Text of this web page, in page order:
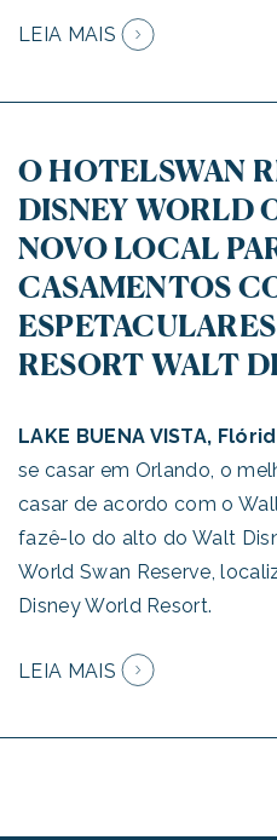
LEIA MAIS
O HOTELSWAN
DISNEY WORLD
NOVO LOCAL
CASAMENTOS
RESORT WALT
LAKE BUENA VISTA,
se casar em Orlando, o
casar de acordo com o
fazê-lo do alto do Walt
World Swan Reserve,
Disney World Resort.
LEIA MAIS